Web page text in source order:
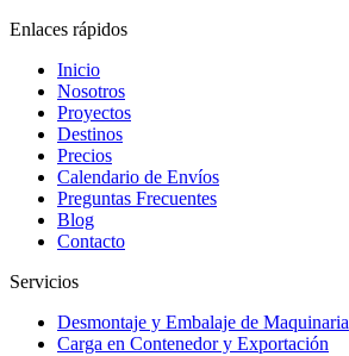
Enlaces rápidos
Inicio
Nosotros
Proyectos
Destinos
Precios
Calendario de Envíos
Preguntas Frecuentes
Blog
Contacto
Servicios
Desmontaje y Embalaje de Maquinaria
Carga en Contenedor y Exportación